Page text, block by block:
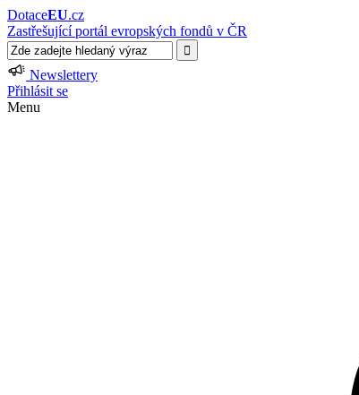
DotaceEU.cz
Zastřešující portál evropských fondů v ČR
Newslettery
Přihlásit se
Menu